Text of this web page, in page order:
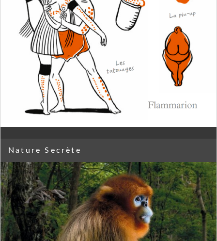
Nature Secrète